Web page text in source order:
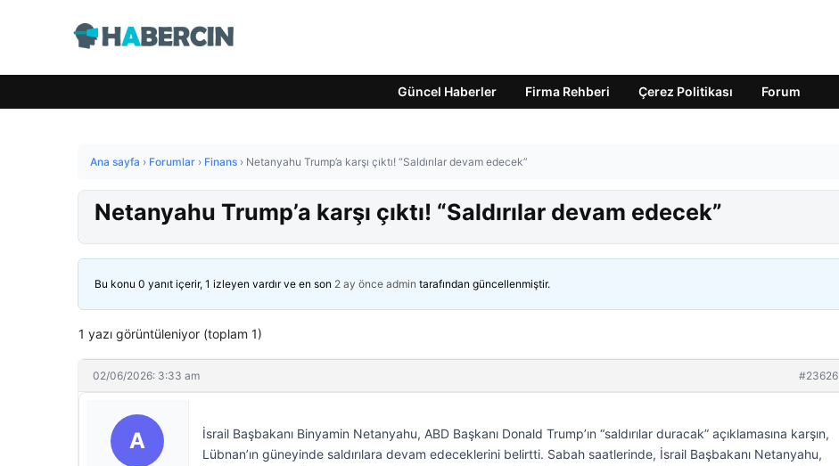
Güncel Haberler Firma Rehberi Çerez Politikası Forum
Ana sayfa › Forumlar › Finans › Netanyahu Trump’a karşı çıktı! “Saldırılar devam edecek”
Netanyahu Trump’a karşı çıktı! “Saldırılar devam edecek”
Bu konu 0 yanıt içerir, 1 izleyen vardır ve en son 2 ay önce admin tarafından güncellenmiştir.
1 yazı görüntüleniyor (toplam 1)
02/06/2026: 3:33 am #23626
A
İsrail Başbakanı Binyamin Netanyahu, ABD Başkanı Donald Trump’ın “saldırılar duracak” açıklamasına karşın,
Lübnan’ın güneyinde saldırılara devam edeceklerini belirtti. Sabah saatlerinde, İsrail Başbakanı Netanyahu,